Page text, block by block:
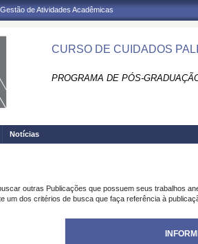
de Atividades Acadêmicas
CURSO DE CUIDADOS
PROGRAMA DE PÓS-
Notícias
outras Publicações que possuem seus trabalhos
um dos critérios de busca que faça referência à